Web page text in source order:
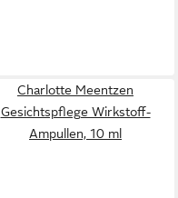
Charlotte Meentzen
Gesichtspflege Wirkstoff-
Ampullen, 10 ml